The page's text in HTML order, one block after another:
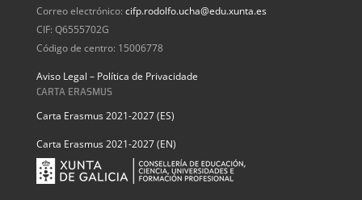
Correo electrónico: cifp.rodolfo.ucha@edu.xunta.es
CIF: Q6555702G
Código de centro: 15006778
Aviso Legal – Política de Privacidade
CARTA ERASMUS
Carta Erasmus 2021-2027 (ES)
Carta Erasmus 2021-2027 (EN)